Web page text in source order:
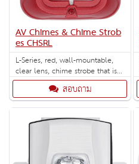
AV Chimes & Chime Strob
es CHSRL
L-Series, red, wall-mountable,
clear lens, chime strobe that is
unmarked. Selectable strobe
settings: 15, 30, 75, 95, 110, 135
and 185 cd.
สอบถาม